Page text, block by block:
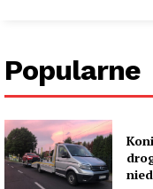
Popularne